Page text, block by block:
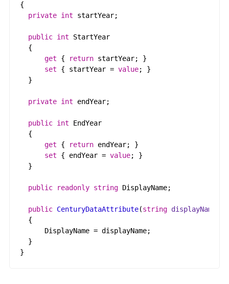
{
private int startYear;
public int
StartYear
{
get
{ return startYear;
}
set
{ startYear = value;
}
}
private int endYear;
public int
EndYear
{
get
{ return endYear;
}
set
{ endYear = value;
}
}
public readonly string DisplayName;
public CenturyDataAttribute(string displayName
{
DisplayName = displayName;
}
}